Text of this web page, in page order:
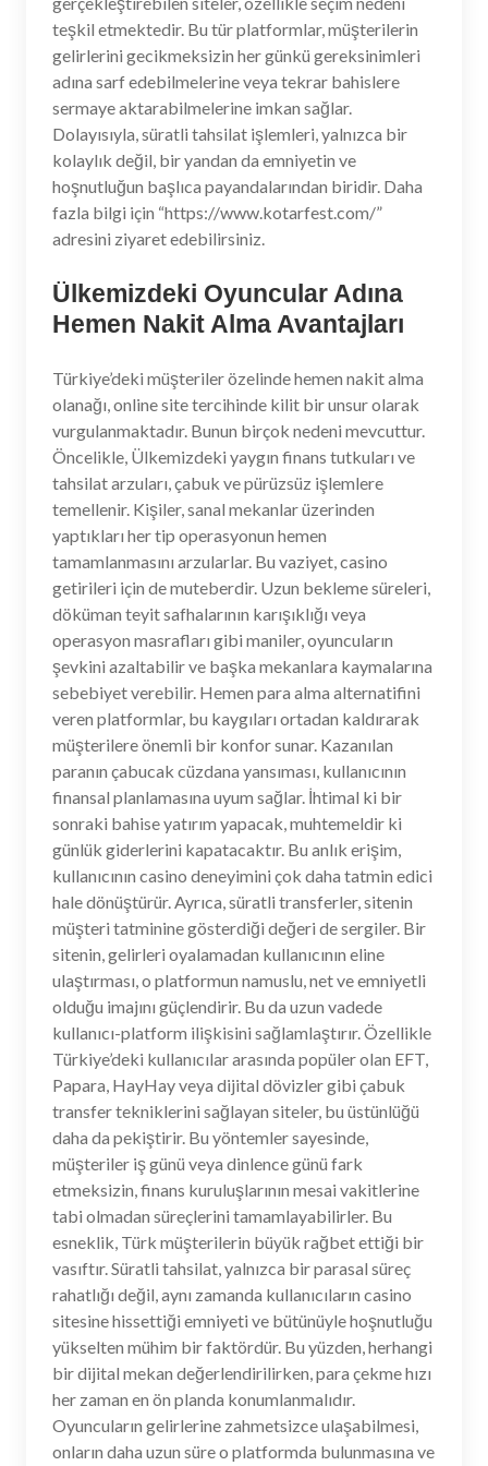
teşkil etmektedir. Bu tür platformlar, müşterilerin
gelirlerini gecikmeksizin her günkü gereksinimleri
adına sarf edebilmelerine veya tekrar bahislere
sermaye aktarabilmelerine imkan sağlar.
Dolayısıyla, süratli tahsilat işlemleri, yalnızca bir
kolaylık değil, bir yandan da emniyetin ve
hoşnutluğun başlıca payandalarından biridir. Daha
fazla bilgi için “https://www.kotarfest.com/”
adresini ziyaret edebilirsiniz.
Ülkemizdeki Oyuncular Adına
Hemen Nakit Alma Avantajları
Türkiye’deki müşteriler özelinde hemen nakit alma
olanağı, online site tercihinde kilit bir unsur olarak
vurgulanmaktadır. Bunun birçok nedeni mevcuttur.
Öncelikle, Ülkemizdeki yaygın finans tutkuları ve
tahsilat arzuları, çabuk ve pürüzsüz işlemlere
temellenir. Kişiler, sanal mekanlar üzerinden
yaptıkları her tip operasyonun hemen
tamamlanmasını arzularlar. Bu vaziyet, casino
getirileri için de muteberdir. Uzun bekleme süreleri,
döküman teyit safhalarının karışıklığı veya
operasyon masrafları gibi maniler, oyuncuların
şevkini azaltabilir ve başka mekanlara kaymalarına
sebebiyet verebilir. Hemen para alma alternatifini
veren platformlar, bu kaygıları ortadan kaldırarak
müşterilere önemli bir konfor sunar. Kazanılan
paranın çabucak cüzdana yansıması, kullanıcının
finansal planlamasına uyum sağlar. İhtimal ki bir
sonraki bahise yatırım yapacak, muhtemeldir ki
günlük giderlerini kapatacaktır. Bu anlık erişim,
kullanıcının casino deneyimini çok daha tatmin edici
hale dönüştürür. Ayrıca, süratli transferler, sitenin
müşteri tatminine gösterdiği değeri de sergiler. Bir
sitenin, gelirleri oyalamadan kullanıcının eline
ulaştırması, o platformun namuslu, net ve emniyetli
olduğu imajını güçlendirir. Bu da uzun vadede
kullanıcı-platform ilişkisini sağlamlaştırır. Özellikle
Türkiye’deki kullanıcılar arasında popüler olan EFT,
Papara, HayHay veya dijital dövizler gibi çabuk
transfer tekniklerini sağlayan siteler, bu üstünlüğü
daha da pekiştirir. Bu yöntemler sayesinde,
müşteriler iş günü veya dinlence günü fark
etmeksizin, finans kuruluşlarının mesai vakitlerine
tabi olmadan süreçlerini tamamlayabilirler. Bu
esneklik, Türk müşterilerin büyük rağbet ettiği bir
vasıftır. Süratli tahsilat, yalnızca bir parasal süreç
rahatlığı değil, aynı zamanda kullanıcıların casino
sitesine hissettiği emniyeti ve bütünüyle hoşnutluğu
yükselten mühim bir faktördür. Bu yüzden, herhangi
bir dijital mekan değerlendirilirken, para çekme hızı
her zaman en ön planda konumlanmalıdır.
Oyuncuların gelirlerine zahmetsizce ulaşabilmesi,
onların daha uzun süre o platformda bulunmasına ve